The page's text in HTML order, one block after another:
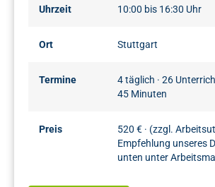
Uhrzeit 10:00 bis 16:30 Uhr
Ort Stuttgart
Termine
4 täglich · 26
45 Minuten
Preis
520 € · (zzgl.
Empfehlung unseres
unten unter